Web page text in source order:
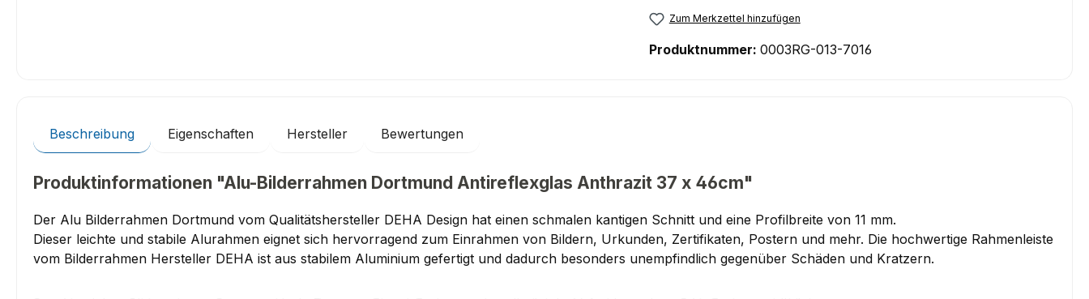
Zum Merkzettel hinzufügen
Produktnummer: 0003RG-013-7016
Beschreibung Eigenschaften Hersteller Bewertungen
Produktinformationen "Alu-Bilderrahmen Dortmund Antireflexglas Anthrazit 37 x 46cm"
Der Alu Bilderrahmen Dortmund vom Qualitätshersteller DEHA Design hat einen schmalen kantigen Schnitt und eine Profilbreite von 11 mm.
Dieser leichte und stabile Alurahmen eignet sich hervorragend zum Einrahmen von Bildern, Urkunden, Zertifikaten, Postern und mehr. Die hochwertige Rahmenleiste
vom Bilderrahmen Hersteller DEHA ist aus stabilem Aluminium gefertigt und dadurch besonders unempfindlich gegenüber Schäden und Kratzern.